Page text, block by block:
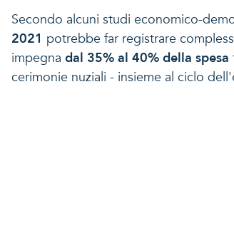
Secondo alcuni studi economico-
2021 potrebbe far registrare
impegna dal 35% al 40% della spesa
cerimonie nuziali - insieme al ciclo